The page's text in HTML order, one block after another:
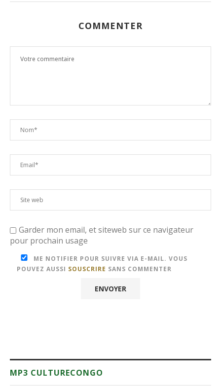
COMMENTER
Garder mon email, et siteweb sur ce navigateur
pour prochain usage
ME NOTIFIER POUR SUIVRE VIA E-MAIL. VOUS
POUVEZ AUSSI SOUSCRIRE SANS COMMENTER
MP3 CULTURECONGO